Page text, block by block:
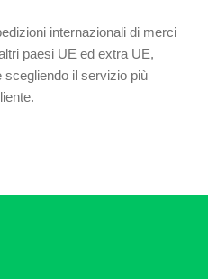
internazionali di merci
paesi UE ed extra UE,
il servizio più